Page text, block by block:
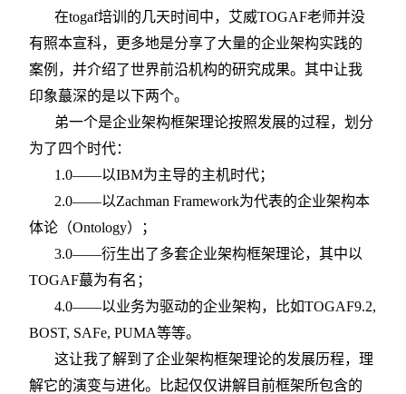
在togaf培训的几天时间中，艾威TOGAF老师并没
有照本宣科，更多地是分享了大量的企业架构实践的
案例，并介绍了世界前沿机构的研究成果。其中让我
印象蕞深的是以下两个。
弟一个是企业架构框架理论按照发展的过程，划分
为了四个时代：
1.0——以IBM为主导的主机时代；
2.0——以Zachman Framework为代表的企业架构本
体论（Ontology）；
3.0——衍生出了多套企业架构框架理论，其中以
TOGAF蕞为有名；
4.0——以业务为驱动的企业架构，比如TOGAF9.2,
BOST, SAFe, PUMA等等。
这让我了解到了企业架构框架理论的发展历程，理
解它的演变与进化。比起仅仅讲解目前框架所包含的